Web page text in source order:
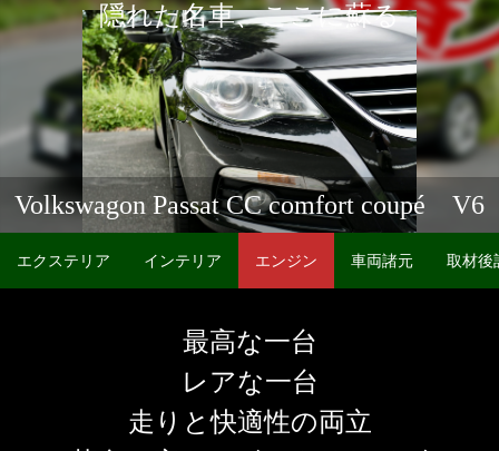
イギリス車
ENGLAND
ドイツ車
GERMANY
隠れた名車、ここに蘇る
Volkswagon Passat CC comfort coupé V6
4WD
エクステリア インテリア エンジン 車両諸元 取材後
最高な一台
レアな一台
走りと快適性の両立